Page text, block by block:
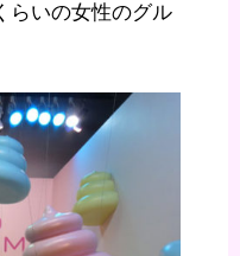
らいの女性のグル